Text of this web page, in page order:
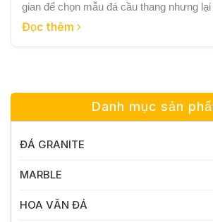
gian để chọn mẫu đá cầu thang nhưng
thuật gia công và thi công thực tế. Đây
Đọc thêm
Danh mục sản
ĐÁ GRANITE
MARBLE
HOA VĂN ĐÁ